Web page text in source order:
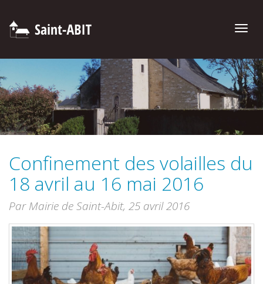
Toggle
Confinement des volailles du
18 avril au 16 mai 2016
Par Mairie de Saint-Abit, 25 avril 2016